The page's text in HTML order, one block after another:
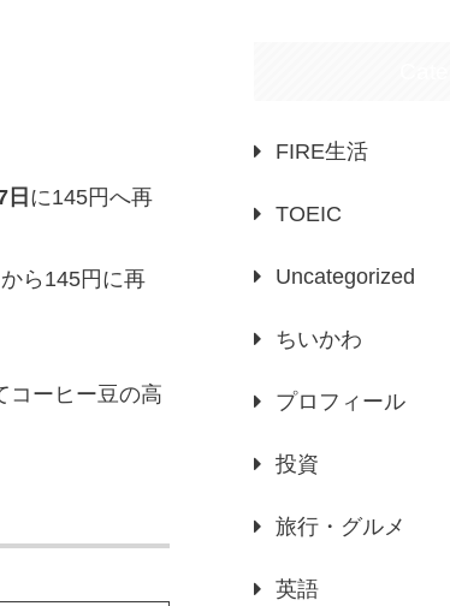
日 に145円へ再
ら145円に再
コーヒー豆の高
FIRE生活
TOEIC
Uncategorized
ちいかわ
プロフィール
投資
旅行・グルメ
英語